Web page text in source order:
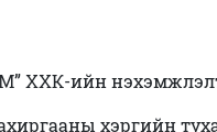
ХХК-ийн
хэргийн